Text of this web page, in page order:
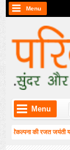
Menu
Menu
की रजत जयंती